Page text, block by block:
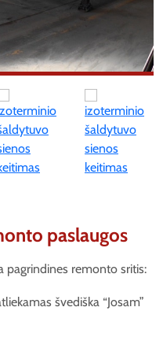
paslaugos
pagrindines remonto sritis:
švediška “Josam”